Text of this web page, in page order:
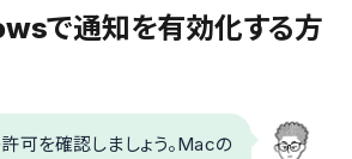
で通知を有効化する方
可を確認しましょう。Macの